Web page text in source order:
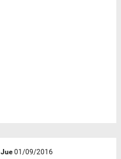
Jue01/09/2016